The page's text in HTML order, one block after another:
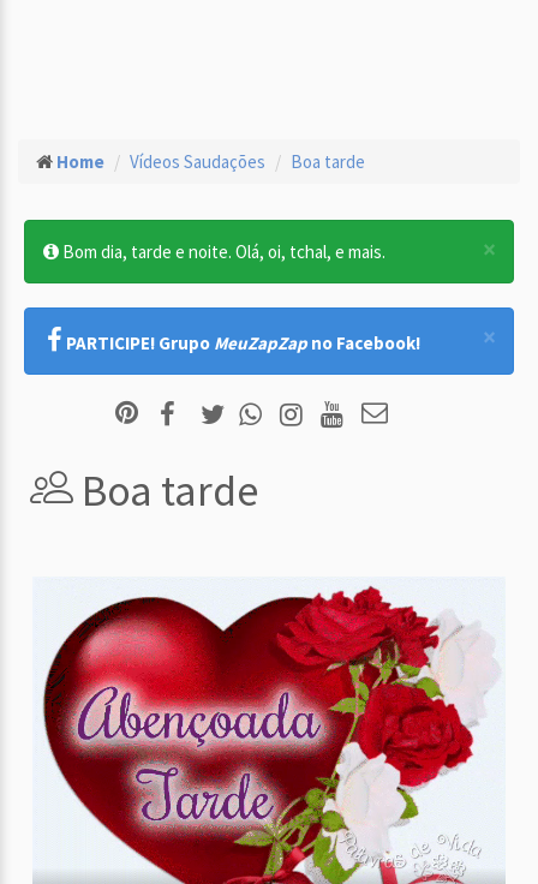
Home Vídeos Saudações Boa tarde
×
Bom dia, tarde e noite. Olá, oi, tchal, e mais.
×
PARTICIPE! Grupo MeuZapZap no Facebook!
Boa tarde